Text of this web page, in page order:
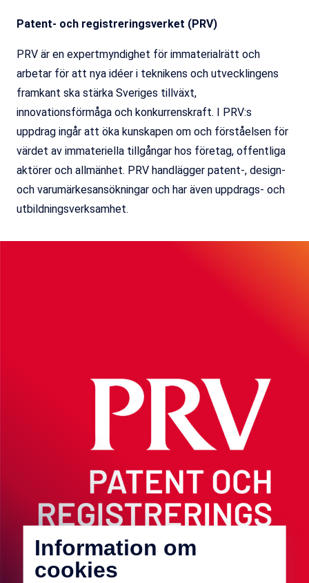
Patent- och registreringsverket (PRV)
PRV är en expertmyndighet för immaterialrätt och
arbetar för att nya idéer i teknikens och utvecklingens
framkant ska stärka Sveriges tillväxt,
innovationsförmåga och konkurrenskraft. I PRV:s
uppdrag ingår att öka kunskapen om och förståelsen för
värdet av immateriella tillgångar hos företag, offentliga
aktörer och allmänhet. PRV handlägger patent-, design-
och varumärkesansökningar och har även uppdrags- och
utbildningsverksamhet.
Information om
cookies